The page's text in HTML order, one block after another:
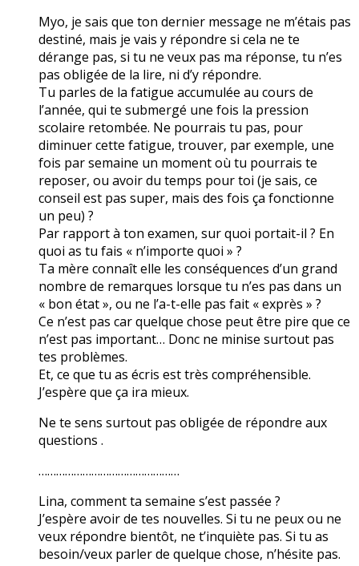
Myo, je sais que ton dernier message ne m’étais pas
destiné, mais je vais y répondre si cela ne te
dérange pas, si tu ne veux pas ma réponse, tu n’es
pas obligée de la lire, ni d’y répondre.
Tu parles de la fatigue accumulée au cours de
l’année, qui te submergé une fois la pression
scolaire retombée. Ne pourrais tu pas, pour
diminuer cette fatigue, trouver, par exemple, une
fois par semaine un moment où tu pourrais te
reposer, ou avoir du temps pour toi (je sais, ce
conseil est pas super, mais des fois ça fonctionne
un peu) ?
Par rapport à ton examen, sur quoi portait-il ? En
quoi as tu fais « n’importe quoi » ?
Ta mère connaît elle les conséquences d’un grand
nombre de remarques lorsque tu n’es pas dans un
« bon état », ou ne l’a-t-elle pas fait « exprès » ?
Ce n’est pas car quelque chose peut être pire que ce
n’est pas important… Donc ne minise surtout pas
tes problèmes.
Et, ce que tu as écris est très compréhensible.
J’espère que ça ira mieux.
Ne te sens surtout pas obligée de répondre aux
questions .
…………………………………………
Lina, comment ta semaine s’est passée ?
J’espère avoir de tes nouvelles. Si tu ne peux ou ne
veux répondre bientôt, ne t’inquiète pas. Si tu as
besoin/veux parler de quelque chose, n’hésite pas.